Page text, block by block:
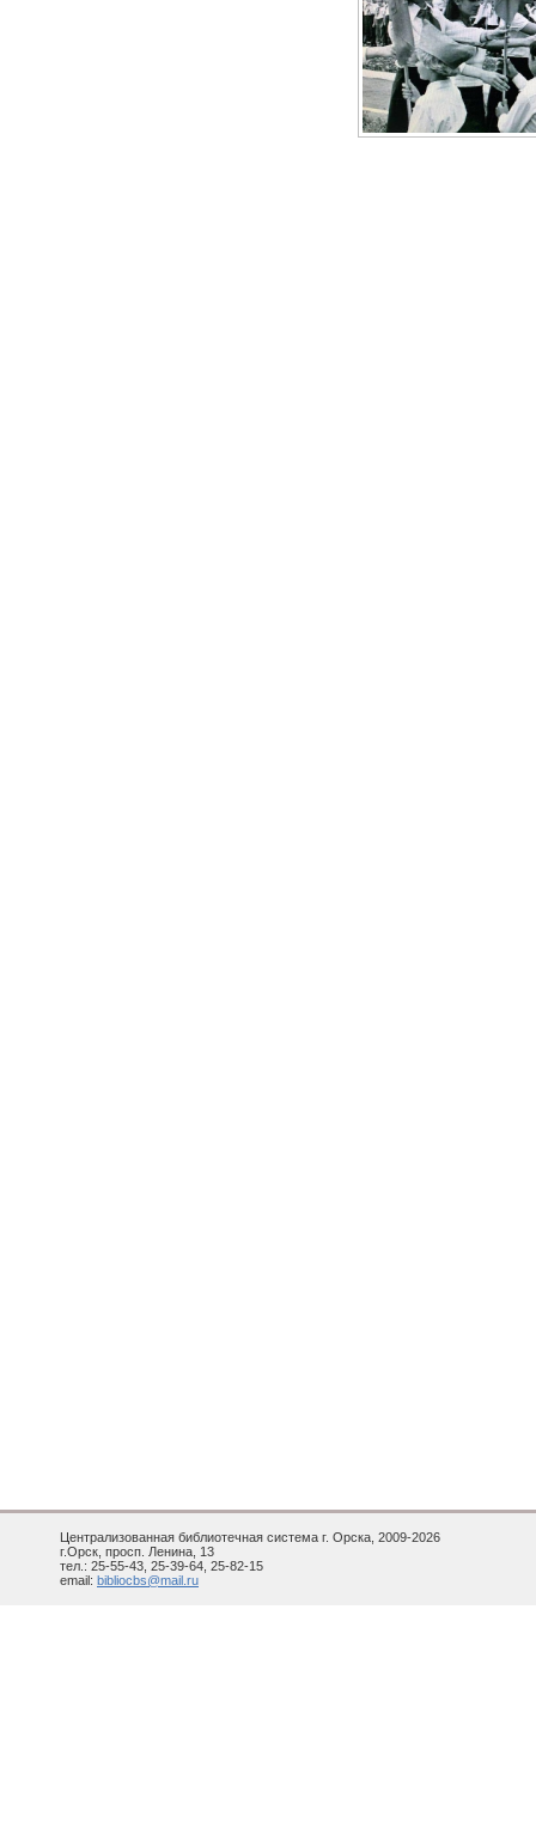
Централизованная библиотечная система г. Орска, 2009-2026
г.Орск, просп. Ленина, 13
тел.: 25-55-43, 25-39-64, 25-82-15
email: bibliocbs@mail.ru